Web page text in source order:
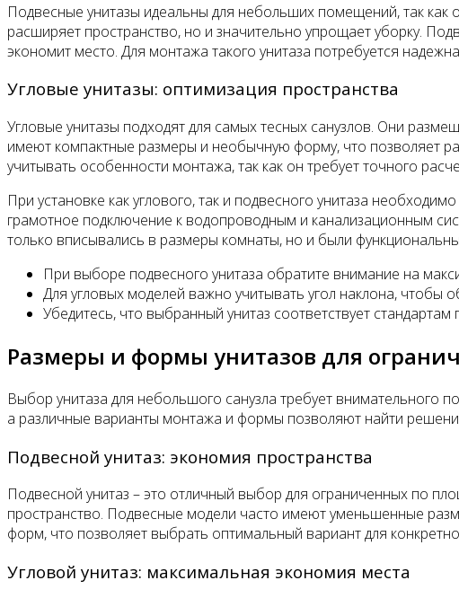
Подвесные унитазы идеальны для небольших помещений, так как
расширяет пространство, но и значительно упрощает уборку.
экономит место. Для монтажа такого унитаза потребуется
Угловые унитазы: оптимизация пространства
Угловые унитазы подходят для самых тесных санузлов. Они
имеют компактные размеры и необычную форму, что позволяет
учитывать особенности монтажа, так как он требует точного
При установке как углового, так и подвесного унитаза
грамотное подключение к водопроводным и канализационным
только вписывались в размеры комнаты, но и были
При выборе подвесного унитаза обратите внимание на
Для угловых моделей важно учитывать угол наклона, чтобы
Убедитесь, что выбранный унитаз соответствует
Размеры и формы унитазов для
Выбор унитаза для небольшого санузла требует
а различные варианты монтажа и формы позволяют найти
Подвесной унитаз: экономия пространства
Подвесной унитаз – это отличный выбор для ограниченных по
пространство. Подвесные модели часто имеют уменьшенные
форм, что позволяет выбрать оптимальный вариант для
Угловой унитаз: максимальная экономия места